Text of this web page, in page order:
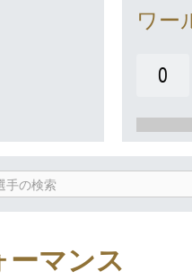
ワー
0
手の検索
ーマンス